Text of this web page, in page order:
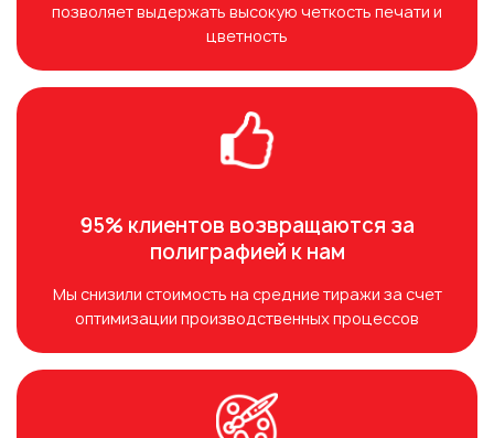
позволяет выдержать высокую четкость печати и
цветность
95% клиентов возвращаются за
полиграфией к нам
Мы снизили стоимость на средние тиражи за счет
оптимизации производственных процессов